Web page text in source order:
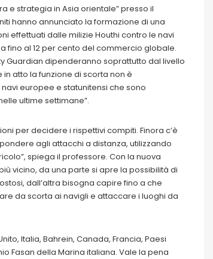
e strategia in Asia orientale” presso il
hanno annunciato la formazione di una
effettuati dalle milizie Houthi contro le navi
fino al 12 per cento del commercio globale.
Guardian dipenderanno soprattutto dal livello
atto la funzione di scorta non è
europee e statunitensi che sono
ultime settimane”.
per decidere i rispettivi compiti. Finora c’è
agli attacchi a distanza, utilizzando
spiega il professore. Con la nuova
vicino, da una parte si apre la possibilità di
dall’altra bisogna capire fino a che
da scorta ai navigli e attaccare i luoghi da
Italia, Bahrein, Canada, Francia, Paesi
Fasan della Marina italiana. Vale la pena